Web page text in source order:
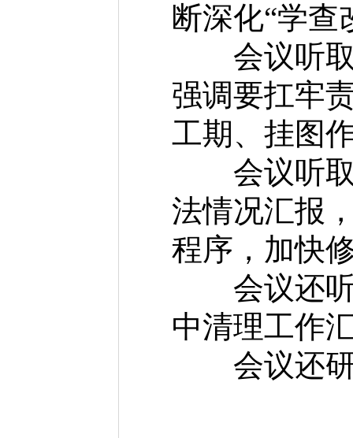
断深化“学查
会议听取
强调要扛牢
工期、挂图
会议听取
法情况汇报
程序，加快
会议还听
中清理工作
会议还研